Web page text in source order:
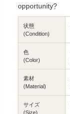
opportunity?
状態
(Condition)
色
(Color)
素材
(Material)
サイズ
(Size)